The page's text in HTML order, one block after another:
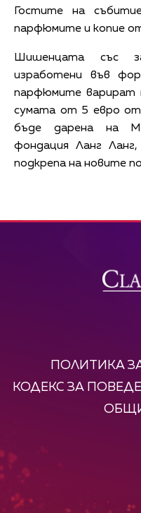
Гостите на
парфюмите и копие
Шишенцата със
изработени във
парфюмите варират
сумата от 5 евро от
бъде дарена на
фондация Ланг
подкрепа на новите
ПОЛИТИКА
КОДЕКС ЗА